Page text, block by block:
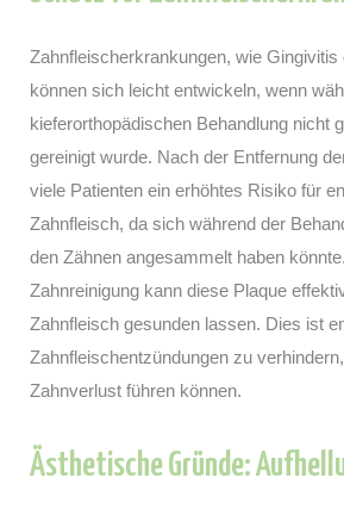
Zahnfleischerkrankungen, wie Gingivitis
können sich leicht entwickeln, wenn
kieferorthopädischen Behandlung nicht
gereinigt wurde. Nach der Entfernung
viele Patienten ein erhöhtes Risiko für
Zahnfleisch, da sich während der
den Zähnen angesammelt haben
Zahnreinigung kann diese Plaque
Zahnfleisch gesunden lassen. Dies ist
Zahnfleischentzündungen zu
Zahnverlust führen können.
Ästhetische Gründe: